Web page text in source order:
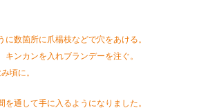
数箇所に爪楊枝などで穴をあける。
ンカンを入れブランデーを注ぐ。
頃に。
通して手に入るようになりました。